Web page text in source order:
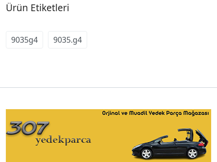
Ürün Etiketleri
9035g4 9035.g4